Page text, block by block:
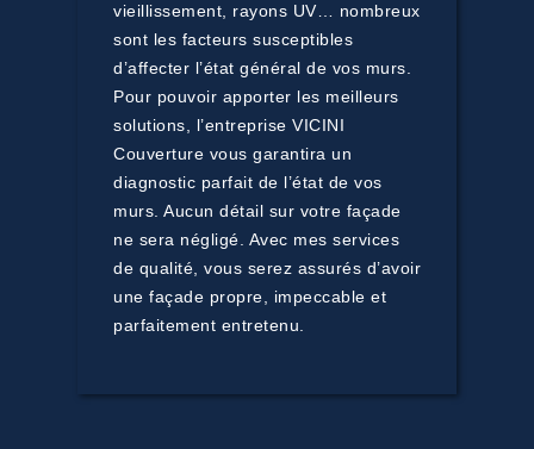
vieillissement, rayons UV… nombreux
sont les facteurs susceptibles
d’affecter l’état général de vos murs.
Pour pouvoir apporter les meilleurs
solutions, l’entreprise VICINI
Couverture vous garantira un
diagnostic parfait de l’état de vos
murs. Aucun détail sur votre façade
ne sera négligé. Avec mes services
de qualité, vous serez assurés d’avoir
une façade propre, impeccable et
parfaitement entretenu.